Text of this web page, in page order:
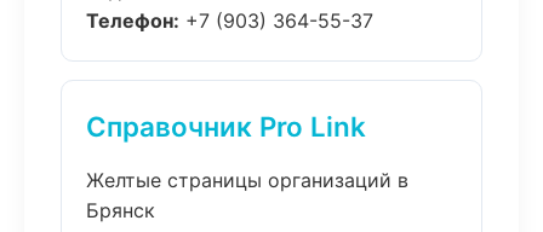
Телефон: +7 (903) 364-55-37
Справочник Pro Link
Желтые страницы организаций в
Брянск